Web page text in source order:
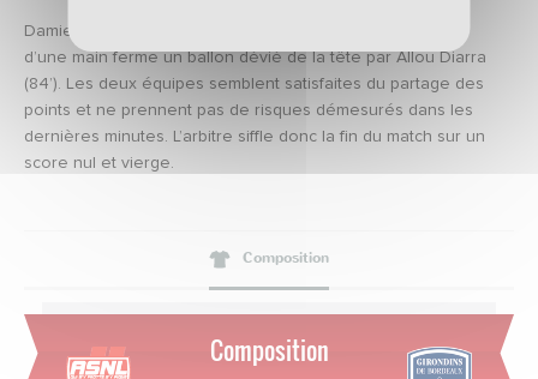
Damien Gregorini est tout aussi décisif en allant chercher
d’une main ferme un ballon dévié de la tête par Allou Diarra
(84’). Les deux équipes semblent satisfaites du partage des
points et ne prennent pas de risques démesurés dans les
dernières minutes. L’arbitre siffle donc la fin du match sur un
score nul et vierge.
Composition
Composition